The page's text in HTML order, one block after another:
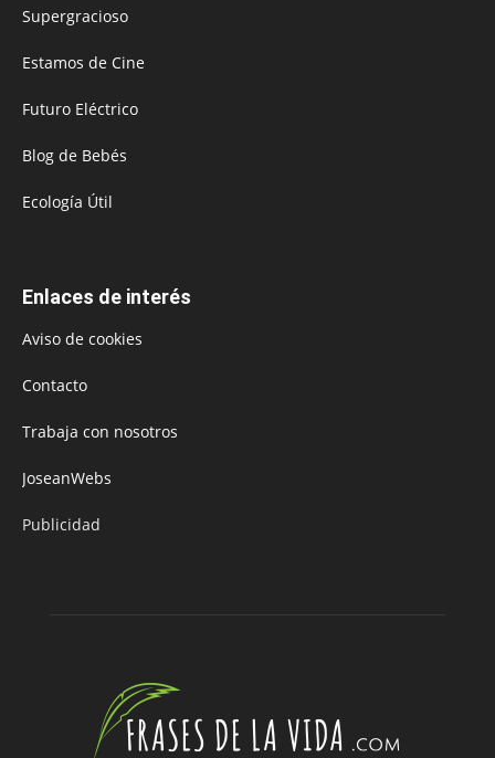
Supergracioso
Estamos de Cine
Futuro Eléctrico
Blog de Bebés
Ecología Útil
Enlaces de interés
Aviso de cookies
Contacto
Trabaja con nosotros
JoseanWebs
Publicidad